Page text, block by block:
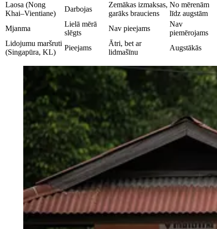
Laosa (Nong
Khai–Vientiane)
Darbojas
Zemākas izmaksas,
garāks brauciens
No mērenām
līdz augstām
Mjanma
Lielā mērā
slēgts
Nav pieejams
Nav
piemērojams
Lidojumu maršruti
(Singapūra, KL)
Pieejams
Ātri, bet ar
lidmašīnu
Augstākās